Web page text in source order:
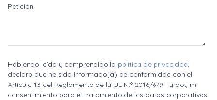
Petición
Habiendo leído y comprendido la política de privacidad,
declaro que he sido informado(a) de conformidad con el
Artículo 13 del Reglamento de la UE N.º 2016/679 - y doy mi
consentimiento para el tratamiento de los datos corporativos